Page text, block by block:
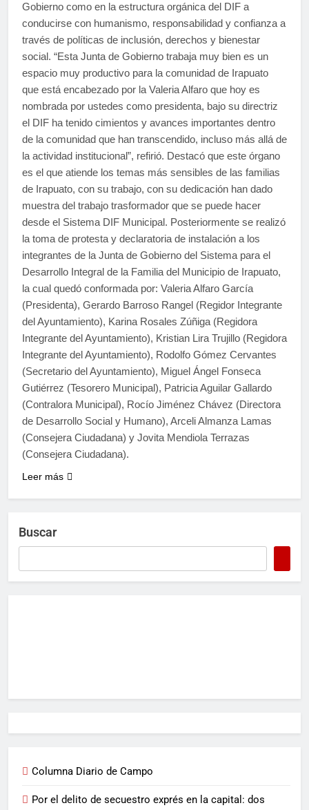
Gobierno como en la estructura orgánica del DIF a
conducirse con humanismo, responsabilidad y confianza a
través de políticas de inclusión, derechos y bienestar
social. “Esta Junta de Gobierno trabaja muy bien es un
espacio muy productivo para la comunidad de Irapuato
que está encabezado por la Valeria Alfaro que hoy es
nombrada por ustedes como presidenta, bajo su directriz
el DIF ha tenido cimientos y avances importantes dentro
de la comunidad que han transcendido, incluso más allá de
la actividad institucional”, refirió. Destacó que este órgano
es el que atiende los temas más sensibles de las familias
de Irapuato, con su trabajo, con su dedicación han dado
muestra del trabajo trasformador que se puede hacer
desde el Sistema DIF Municipal. Posteriormente se realizó
la toma de protesta y declaratoria de instalación a los
integrantes de la Junta de Gobierno del Sistema para el
Desarrollo Integral de la Familia del Municipio de Irapuato,
la cual quedó conformada por: Valeria Alfaro García
(Presidenta), Gerardo Barroso Rangel (Regidor Integrante
del Ayuntamiento), Karina Rosales Zúñiga (Regidora
Integrante del Ayuntamiento), Kristian Lira Trujillo (Regidora
Integrante del Ayuntamiento), Rodolfo Gómez Cervantes
(Secretario del Ayuntamiento), Miguel Ángel Fonseca
Gutiérrez (Tesorero Municipal), Patricia Aguilar Gallardo
(Contralora Municipal), Rocío Jiménez Chávez (Directora
de Desarrollo Social y Humano), Arceli Almanza Lamas
(Consejera Ciudadana) y Jovita Mendiola Terrazas
(Consejera Ciudadana).
Leer más
Buscar
Columna Diario de Campo
Por el delito de secuestro exprés en la capital: dos